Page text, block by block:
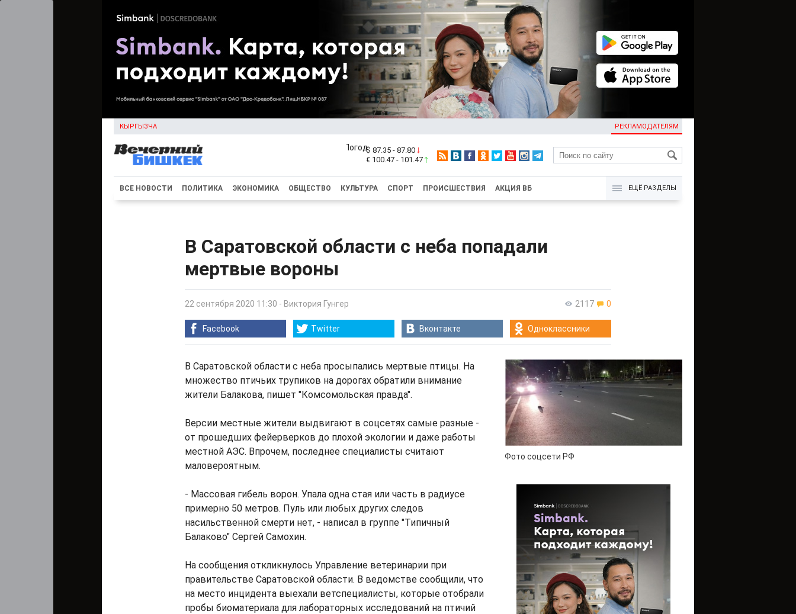
КЫРГЫЗЧА РЕКЛАМОДАТЕЛЯМ
KG
$ 87.35 - 87.80
€ 100.47 - 101.47
ВСЕ НОВОСТИ ПОЛИТИКА ЭКОНОМИКА ОБЩЕСТВО КУЛЬТУРА СПОРТ ПРОИСШЕСТВИЯ АКЦИЯ ВБ ЕЩЁ РАЗДЕЛЫ
В Саратовской области с неба попадали
мертвые вороны
2117 0
22 сентября 2020 11:30 - Виктория Гунгер
Facebook Twitter Вконтакте Одноклассники
Фото соцсети РФ
В Саратовской области с неба просыпались мертвые птицы. На
множество птичьих трупиков на дорогах обратили внимание
жители Балакова, пишет "Комсомольская правда".
Версии местные жители выдвигают в соцсетях самые разные -
от прошедших фейерверков до плохой экологии и даже работы
местной АЭС. Впрочем, последнее специалисты считают
маловероятным.
- Массовая гибель ворон. Упала одна стая или часть в радиусе
примерно 50 метров. Пуль или любых других следов
насильственной смерти нет, - написал в группе "Типичный
Балаково" Сергей Самохин.
На сообщения откликнулось Управление ветеринарии при
правительстве Саратовской области. В ведомстве сообщили, что
на место инцидента выехали ветспециалисты, которые отобрали
пробы биоматериала для лабораторных исследований на птичий